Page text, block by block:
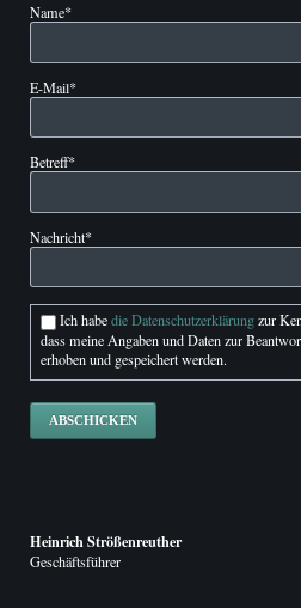
Pflichtfeld
Name*
Pflichtfeld
E-Mail*
Pflichtfeld
Betreff*
Pflichtfeld
Nachricht*
Ich habedie Datenschutzerklärungzur
dass meine Angaben und Daten zur
erhoben und gespeichert werden.
ABSCHICKEN
Heinrich Strößenreuther
Geschäftsführer